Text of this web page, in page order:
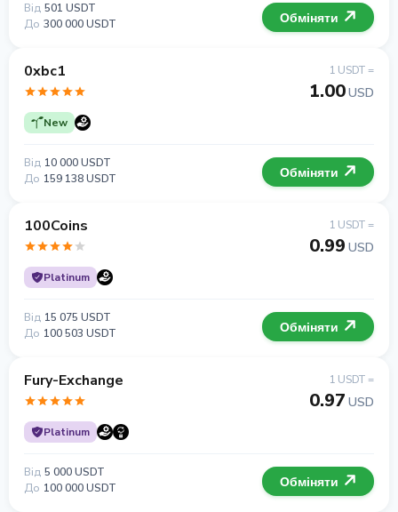
Від 501 USDT
До 300 000 USDT Обміняти
0xbc1
New
1 USDT =
1.00USD
Від 10 000 USDT
До 159 138 USDT Обміняти
100Coins
Platinum
1 USDT =
0.99 USD
Від 15 075 USDT
До 100 503 USDT Обміняти
Fury-Exchange
Platinum
1 USDT =
0.97 USD
Від 5 000 USDT
До 100 000 USDT Обміняти